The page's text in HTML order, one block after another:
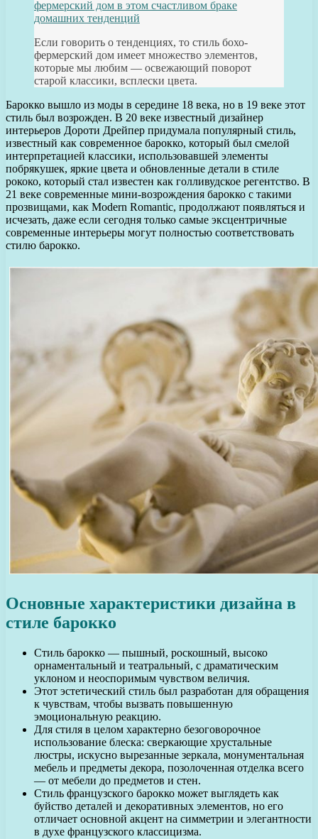
фермерский дом в этом счастливом браке
домашних тенденций
Если говорить о тенденциях, то стиль бохо-
фермерский дом имеет множество элементов,
которые мы любим — освежающий поворот
старой классики, всплески цвета.
Барокко вышло из моды в середине 18 века, но в 19 веке этот
стиль был возрожден. В 20 веке известный дизайнер
интерьеров Дороти Дрейпер придумала популярный стиль,
известный как современное барокко, который был смелой
интерпретацией классики, использовавшей элементы
побрякушек, яркие цвета и обновленные детали в стиле
рококо, который стал известен как голливудское регентство. В
21 веке современные мини-возрождения барокко с такими
прозвищами, как Modern Romantic, продолжают появляться и
исчезать, даже если сегодня только самые эксцентричные
современные интерьеры могут полностью соответствовать
стилю барокко.
Основные характеристики дизайна в
стиле барокко
Стиль барокко — пышный, роскошный, высоко
орнаментальный и театральный, с драматическим
уклоном и неоспоримым чувством величия.
Этот эстетический стиль был разработан для обращения
к чувствам, чтобы вызвать повышенную
эмоциональную реакцию.
Для стиля в целом характерно безоговорочное
использование блеска: сверкающие хрустальные
люстры, искусно вырезанные зеркала, монументальная
мебель и предметы декора, позолоченная отделка всего
— от мебели до предметов и стен.
Стиль французского барокко может выглядеть как
буйство деталей и декоративных элементов, но его
отличает основной акцент на симметрии и элегантности
в духе французского классицизма.